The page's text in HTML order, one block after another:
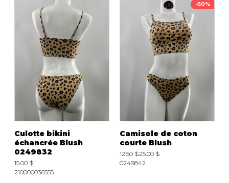
Culotte bikini
échancrée Blush
0249832
15.00 $
210000036555
-50%
Camisole de coton
courte Blush
12.50 $25.00 $
0249842